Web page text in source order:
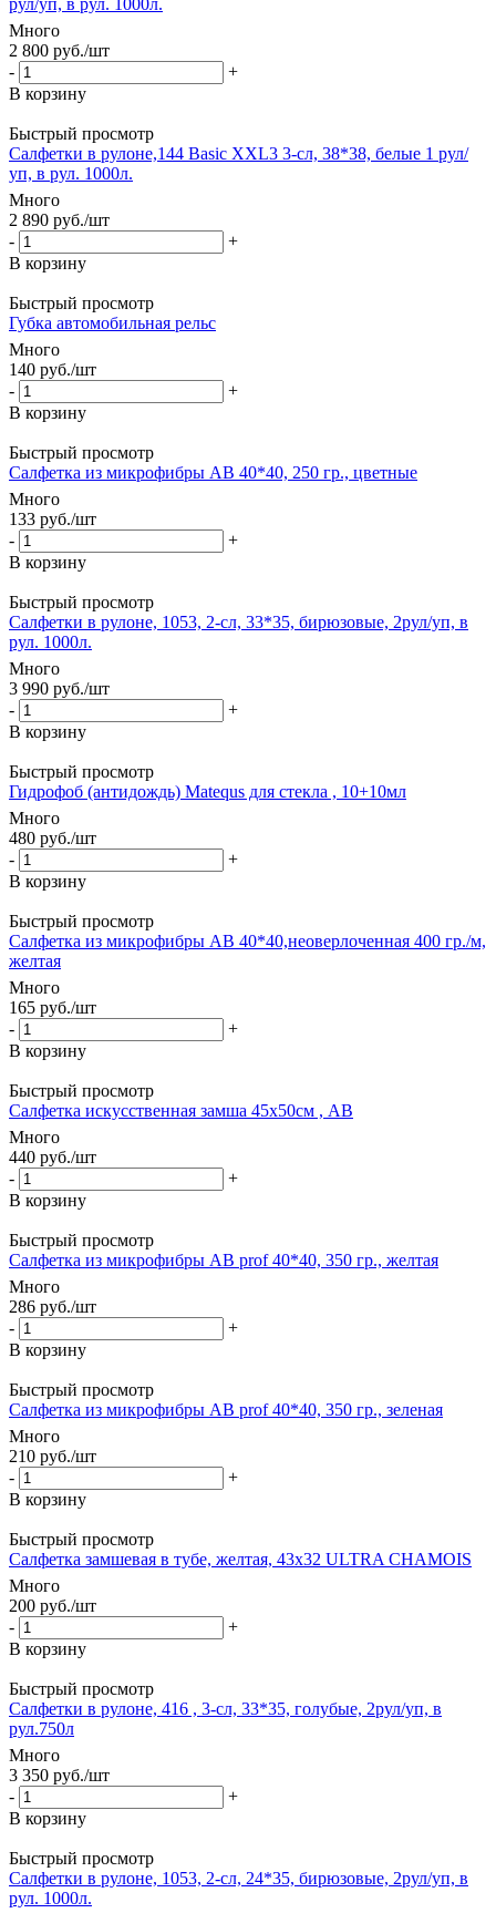
Много
2 800 руб./шт
-
+
В корзину
Быстрый просмотр
Салфетки в рулоне,144 Basic XXL3 3-сл, 38*38, белые 1 рул/
уп, в рул. 1000л.
Много
2 890 руб./шт
-
+
В корзину
Быстрый просмотр
Губка автомобильная рельс
Много
140 руб./шт
-
+
В корзину
Быстрый просмотр
Салфетка из микрофибры AB 40*40, 250 гр., цветные
Много
133 руб./шт
-
+
В корзину
Быстрый просмотр
Салфетки в рулоне, 1053, 2-сл, 33*35, бирюзовые, 2рул/уп, в
рул. 1000л.
Много
3 990 руб./шт
-
+
В корзину
Быстрый просмотр
Гидрофоб (антидождь) Matequs для стекла , 10+10мл
Много
480 руб./шт
-
+
В корзину
Быстрый просмотр
Салфетка из микрофибры AB 40*40,неоверлоченная 400 гр./м,
желтая
Много
165 руб./шт
-
+
В корзину
Быстрый просмотр
Салфетка искусственная замша 45х50см , AB
Много
440 руб./шт
-
+
В корзину
Быстрый просмотр
Салфетка из микрофибры AB prof 40*40, 350 гр., желтая
Много
286 руб./шт
-
+
В корзину
Быстрый просмотр
Салфетка из микрофибры AB prof 40*40, 350 гр., зеленая
Много
210 руб./шт
-
+
В корзину
Быстрый просмотр
Салфетка замшевая в тубе, желтая, 43х32 ULTRA CHAMOIS
Много
200 руб./шт
-
+
В корзину
Быстрый просмотр
Салфетки в рулоне, 416 , 3-сл, 33*35, голубые, 2рул/уп, в
рул.750л
Много
3 350 руб./шт
-
+
В корзину
Быстрый просмотр
Салфетки в рулоне, 1053, 2-сл, 24*35, бирюзовые, 2рул/уп, в
рул. 1000л.